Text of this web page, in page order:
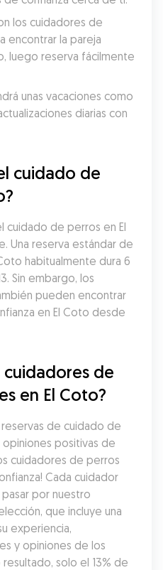
los cuidadores de
encontrar la pareja
luego reserva fácilmente
unas vacaciones como
diarias con
cuidado de
cuidado de perros en El
Una reserva estándar de
habitualmente dura 6
Sin embargo, los
pueden encontrar
en El Coto desde
cuidadores de
en El Coto?
reservas de cuidado de
positivas de
cuidadores de perros
Cada cuidador
por nuestro
que incluye una
experiencia,
y opiniones de los
solo el 13% de